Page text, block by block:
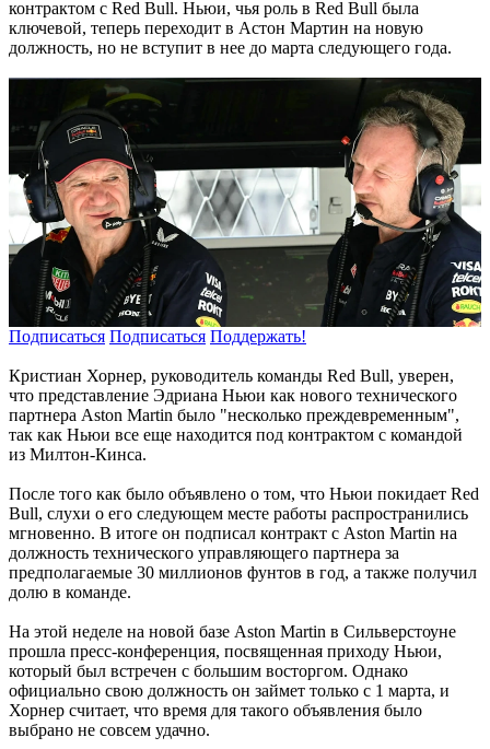
контрактом с Red Bull. Ньюи, чья роль в Red Bull была
ключевой, теперь переходит в Астон Мартин на новую
должность, но не вступит в нее до марта следующего года.
Подписаться Подписаться Поддержать!
Кристиан Хорнер, руководитель команды Red Bull, уверен,
что представление Эдриана Ньюи как нового технического
партнера Aston Martin было "несколько преждевременным",
так как Ньюи все еще находится под контрактом с командой
из Милтон-Кинса.
После того как было объявлено о том, что Ньюи покидает Red
Bull, слухи о его следующем месте работы распространились
мгновенно. В итоге он подписал контракт с Aston Martin на
должность технического управляющего партнера за
предполагаемые 30 миллионов фунтов в год, а также получил
долю в команде.
На этой неделе на новой базе Aston Martin в Сильверстоуне
прошла пресс-конференция, посвященная приходу Ньюи,
который был встречен с большим восторгом. Однако
официально свою должность он займет только с 1 марта, и
Хорнер считает, что время для такого объявления было
выбрано не совсем удачно.